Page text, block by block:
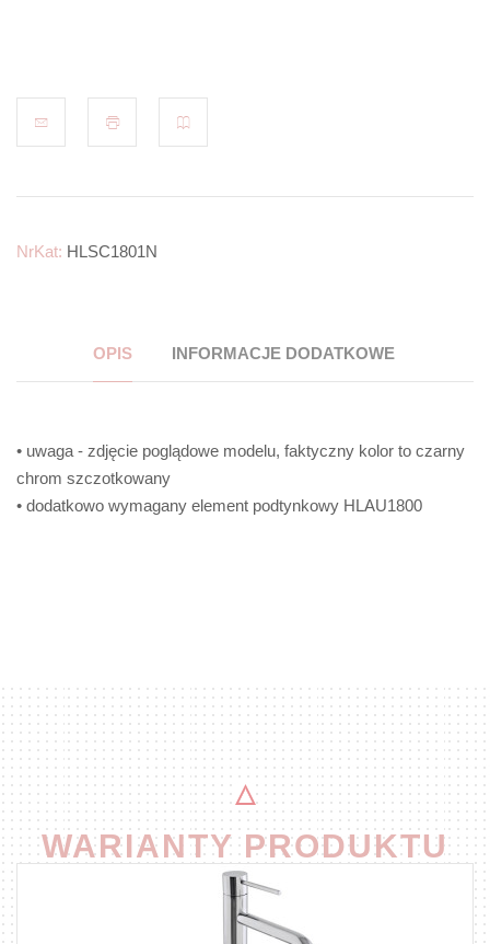
NrKat: HLSC1801N
OPIS INFORMACJE DODATKOWE
• uwaga - zdjęcie poglądowe modelu, faktyczny kolor to czarny
chrom szczotkowany
• dodatkowo wymagany element podtynkowy HLAU1800
WARIANTY PRODUKTU